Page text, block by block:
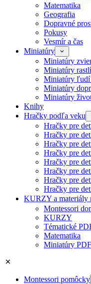
Matematika
Geografia
Dopravné
Pokusy
Vesmír a čas
Miniatúry
Miniatúry
Miniatúry
Miniatúry ľudí
Miniatúry
Miniatúry
Knihy
Hračky podľa veku
Hračky pre
Hračky pre
Hračky pre
Hračky pre
Hračky pre
Hračky pre
Hračky pre
Hračky pre
KURZY a materiály
Montessori
KURZY
Tématické
Matematika
Miniatúry PDF
Montessori pomôcky